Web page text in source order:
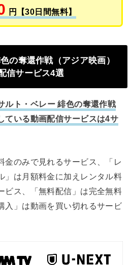
円【30日間無料】
の奪還作戦（アジア映画）
信サービス4選
ルト・ベレー 緋色の奪還作戦
ている動画配信サービスは4サ
金のみで見れるサービス、「レ
」は月額料金に加えレンタル料
ビス、「無料配信」は完全無料
入」は動画を買い切れるサービ